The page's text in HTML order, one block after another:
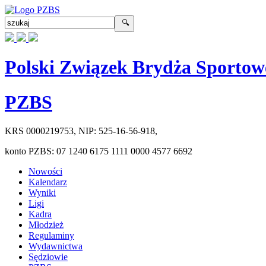
Polski Związek Brydża
PZBS
KRS 0000219753, NIP: 525-16-56-918,
konto PZBS: 07 1240 6175 1111 0000 4577 6692
Nowości
Kalendarz
Wyniki
Ligi
Kadra
Młodzież
Regulaminy
Wydawnictwa
Sędziowie